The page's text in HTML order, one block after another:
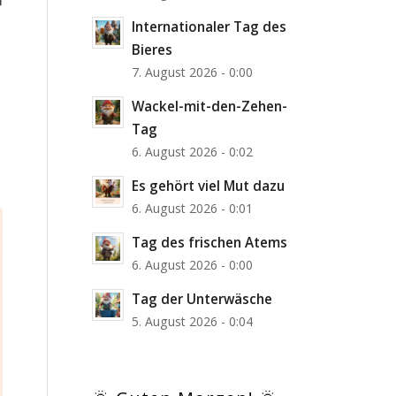
Internationaler Tag des
Bieres
7. August 2026 - 0:00
Wackel-mit-den-Zehen-
Tag
6. August 2026 - 0:02
Es gehört viel Mut dazu
6. August 2026 - 0:01
Tag des frischen Atems
6. August 2026 - 0:00
Tag der Unterwäsche
5. August 2026 - 0:04